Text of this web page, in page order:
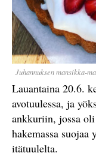
Juhannuksen mansikka-
Lauantaina 20.6.
avotuulessa, ja
ankkuriin, jossa
hakemassa suojaa
itätuulelta.